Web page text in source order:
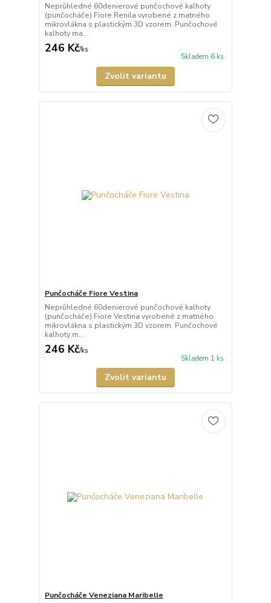
Neprůhledné 60denierové punčochové kalhoty
(punčocháče) Fiore Renila vyrobené z matného
mikrovlákna s plastickým 3D vzorem. Punčochové
kalhoty ma...
246 Kč/ks
Skladem 6 ks
Zvolit variantu
Punčocháče Fiore Vestina
Neprůhledné 60denierové punčochové kalhoty
(punčocháče) Fiore Vestina vyrobené z matného
mikrovlákna s plastickým 3D vzorem. Punčochové
kalhoty m...
246 Kč/ks
Skladem 1 ks
Zvolit variantu
Punčocháče Veneziana Maribelle